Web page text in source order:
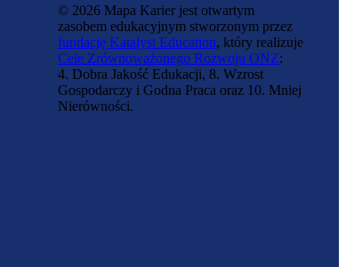
© 2026 Mapa Karier jest otwartym
zasobem edukacyjnym stworzonym przez
fundację Katalyst Education, który realizuje
Cele Zrównoważonego Rozwoju ONZ:
4. Dobra Jakość Edukacji, 8. Wzrost
Gospodarczy i Godna Praca oraz 10. Mniej
Nierówności.